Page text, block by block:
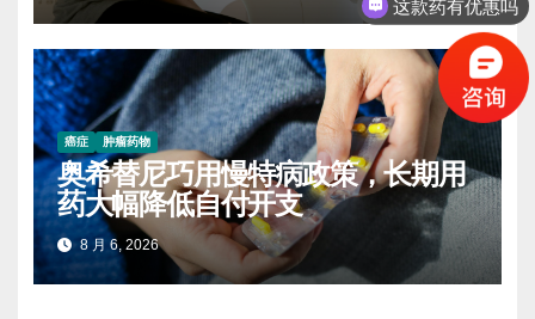
癌症 肿瘤药物
奥希替尼巧用慢特病政策，长期用
药大幅降低自付开支
8 月 6, 2026
保守治疗的方法有吗